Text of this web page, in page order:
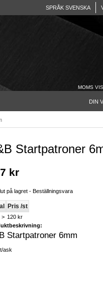
SPRÅK SVENSKA
MOMS
DIN
Startpatroner
kr
på lagret - Beställningsvara
Pris /st
> 120 kr
Startpatroner 6mm
ask